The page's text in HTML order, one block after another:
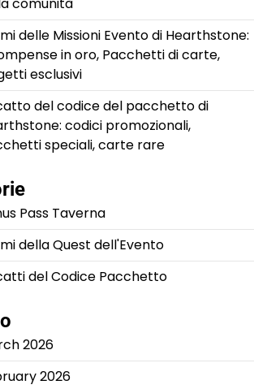
comunità
delle Missioni Evento di Hearthstone:
in oro, Pacchetti di carte,
esclusivi
del codice del pacchetto di
codici promozionali,
speciali, carte rare
Pass Taverna
della Quest dell'Evento
del Codice Pacchetto
2026
2026